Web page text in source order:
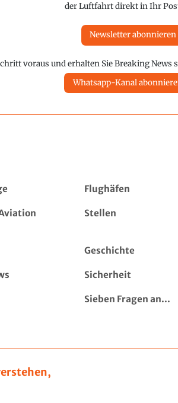
der Luftfahrt direkt in Ihr
Newsletter abonnieren
voraus und erhalten Sie Breaking
Whatsapp-Kanal
Flughäfen
Stellen
Geschichte
Sicherheit
Sieben Fragen an...